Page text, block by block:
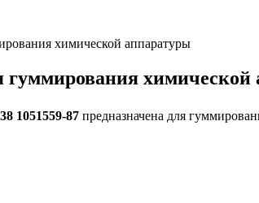
химической аппаратуры
гуммирования химической
1051559-87 предназначена для